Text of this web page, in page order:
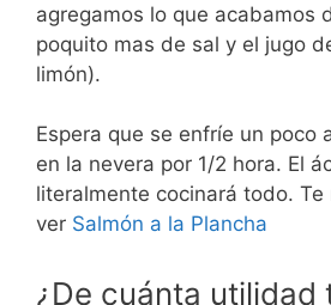
agregamos lo que acabamos
poquito mas de sal y el jugo
limón).
Espera que se enfríe un poco
en la nevera por 1/2 hora. El
literalmente cocinará todo. Te
ver Salmón a la Plancha
¿De cuánta utilidad